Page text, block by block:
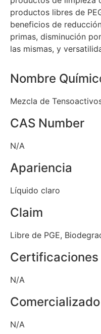
productos libres de
beneficios de
primas, disminución
las mismas, y
Nombre
Mezcla de
CAS Number
N/A
Apariencia
Líquido claro
Claim
Libre de PGE,
Certificaciones
N/A
Comercializado
N/A